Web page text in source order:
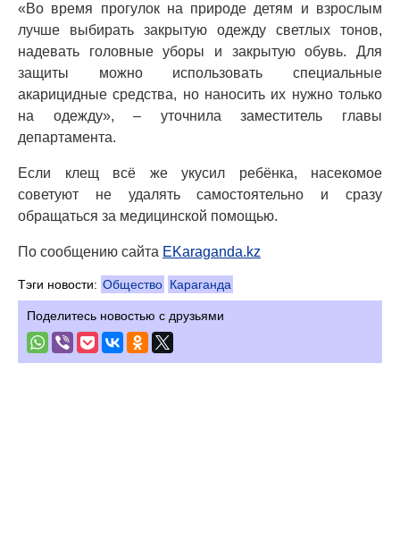
«Во время прогулок на природе детям и взрослым
лучше выбирать закрытую одежду светлых тонов,
надевать головные уборы и закрытую обувь. Для
защиты можно использовать специальные
акарицидные средства, но наносить их нужно только
на одежду», – уточнила заместитель главы
департамента.
Если клещ всё же укусил ребёнка, насекомое
советуют не удалять самостоятельно и сразу
обращаться за медицинской помощью.
По сообщению сайта EKaraganda.kz
Тэги новости: Общество Караганда
Поделитесь новостью с друзьями